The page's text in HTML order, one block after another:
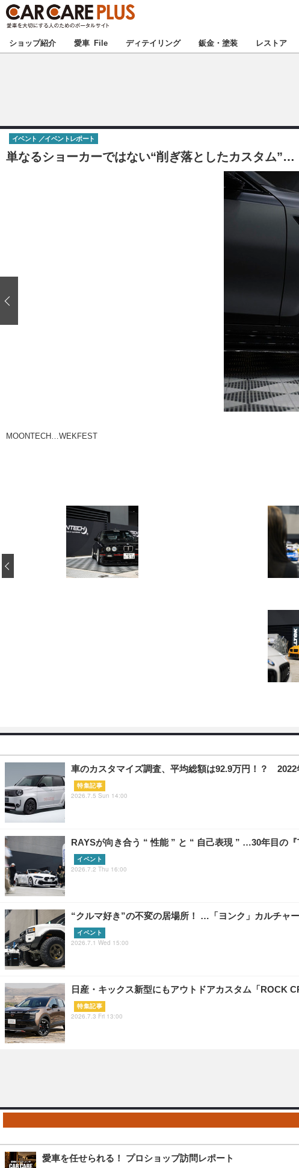
★カーケアプラス
甲信越
注目の記事
ヘッドライト磨き
フィルム・ラッピング
鈑金・塗装
ストップ 不具合修理＆粗悪修理
ショップレポート
ショップ紹介 愛車 File ディテイリング 鈑金・塗装 レストア
単なるショーカーではない“削ぎ落としたカスタム
イベント イベントレポート
MOONTECH…WEKFEST
車のカスタマイズ調査、平均総額は92.9万円！？
特集記事
2026.7.5 Sun 14:00
RAYSが向き合う “ 性能 ” と “ 自己表現 ” …30年目の
イベント
2026.7.2 Thu 16:00
“クルマ好き”の不変の居場所！ …「ヨンク」カルチャ
イベント
2026.7.1 Wed 15:00
日産・キックス新型にもアウトドアカスタム「ROCK
特集記事
2026.7.3 Fri 13:00
愛車を任せられる！ プロショップ訪問レポート